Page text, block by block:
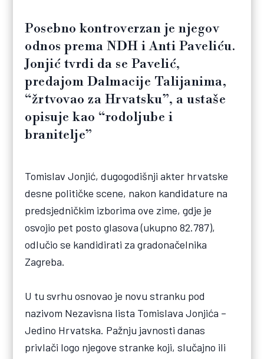
Posebno kontroverzan je njegov
odnos prema NDH i Anti Paveliću.
Jonjić tvrdi da se Pavelić,
predajom Dalmacije Talijanima,
“žrtvovao za Hrvatsku”, a ustaše
opisuje kao “rodoljube i
branitelje”
Tomislav Jonjić, dugogodišnji akter hrvatske
desne političke scene, nakon kandidature na
predsjedničkim izborima ove zime, gdje je
osvojio pet posto glasova (ukupno 82.787),
odlučio se kandidirati za gradonačelnika
Zagreba.
U tu svrhu osnovao je novu stranku pod
nazivom Nezavisna lista Tomislava Jonjića –
Jedino Hrvatska. Pažnju javnosti danas
privlači logo njegove stranke koji, slučajno ili